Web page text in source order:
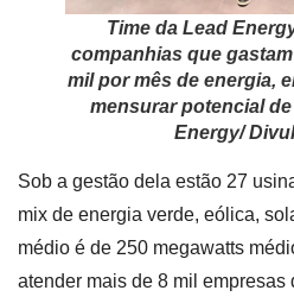
Time da Lead
companhias que
mil por mês de energia,
mensurar potencial
Energy/
Sob a gestão dela estão 27
mix de energia verde, eólica,
médio é de 250 megawatts
atender mais de 8 mil empresas